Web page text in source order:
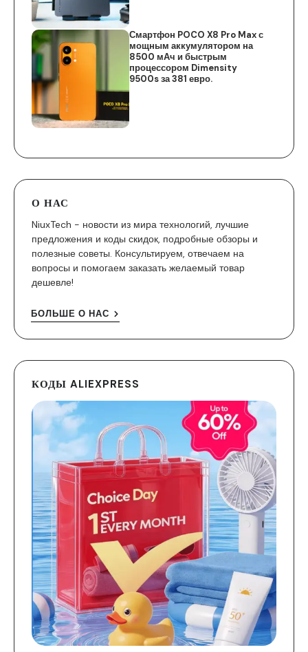
Смартфон POCO X8 Pro Max с
мощным аккумулятором на
8500 мАч и быстрым
процессором Dimensity
9500s за 381 евро.
О НАС
NiuxTech - новости из мира технологий, лучшие
предложения и коды скидок, подробные обзоры и
полезные советы. Консультируем, отвечаем на
вопросы и помогаем заказать желаемый товар
дешевле!
БОЛЬШЕ О НАС
КОДЫ ALIEXPRESS